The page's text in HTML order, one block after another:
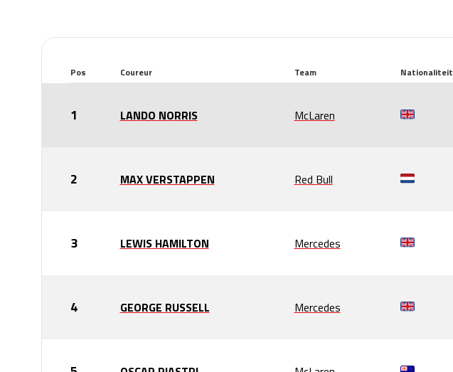
Pos Coureur Team Nationaliteit
LANDO NORRIS McLaren
MAX VERSTAPPEN Red Bull
LEWIS HAMILTON Mercedes
GEORGE RUSSELL Mercedes